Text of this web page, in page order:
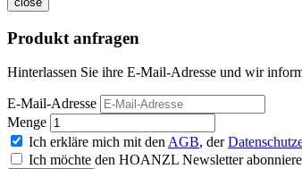
Produkt anfragen
Hinterlassen Sie ihre E-Mail-Adresse und wir
E-Mail-Adresse
Menge
Ich erkläre mich mit den AGB, der
Ich möchte den HOANZL Newsletter